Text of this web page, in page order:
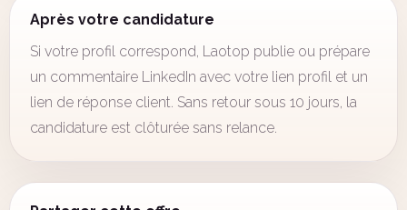
Après votre candidature
Si votre profil correspond, Laotop publie ou prépare
un commentaire LinkedIn avec votre lien profil et un
lien de réponse client. Sans retour sous 10 jours, la
candidature est clôturée sans relance.